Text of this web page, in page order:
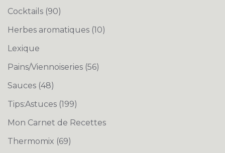
Cocktails (90)
Herbes aromatiques (10)
Lexique
Pains/Viennoiseries (56)
Sauces (48)
Tips:Astuces (199)
Mon Carnet de Recettes
Thermomix (69)